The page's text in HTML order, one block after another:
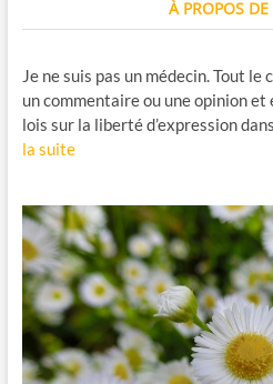
À PROPOS DE
Je ne suis pas un médecin. Tout
un commentaire ou une opinion
lois sur la liberté d’expression
la suite